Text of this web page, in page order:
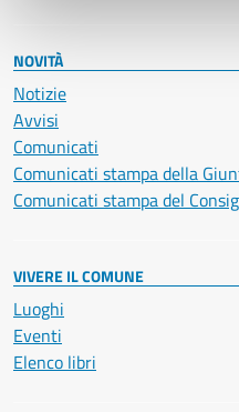
NOVITÀ
Notizie
Avvisi
Comunicati
Comunicati stampa della
Comunicati stampa del
VIVERE IL COMUNE
Luoghi
Eventi
Elenco libri